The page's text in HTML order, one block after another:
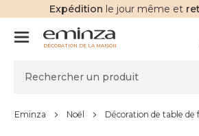
Expédition le jour même et
DÉCORATION DE LA MAISON
Eminza Noël Décoration de table de